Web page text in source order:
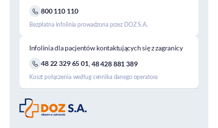
800 110 110
Bezpłatna infolinia prowadzona przez DOZ S.A.
Infolinia dla pacjentów kontaktujących się z zagranicy
48 22 329 65 01,48 428 881 389
Koszt połączenia według cennika danego operatora